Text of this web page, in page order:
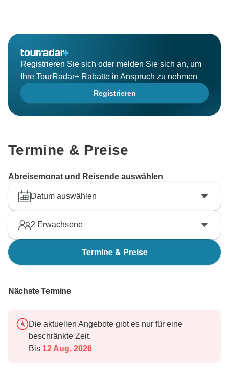
Registrieren Sie sich oder melden Sie sich an, um
Ihre TourRadar+ Rabatte in Anspruch zu nehmen
Registrieren
Termine & Preise
Abreisemonat und Reisende auswählen
Datum auswählen
2 Erwachsene
Termine & Preise
Nächste Termine
Die aktuellen Angebote gibt es nur für eine
beschränkte Zeit.
Bis 12 Aug, 2026